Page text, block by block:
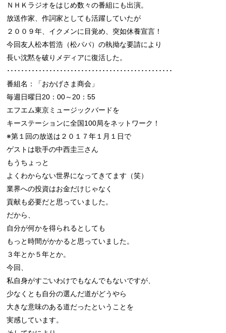
ＮＨＫラジオをはじめ数々の番組にも出演。
放送作家、作詞家としても活躍していたが
２００９年、イクメンに目覚め、突如休養宣言！
今回友人松本哲浩（松パパ）の執拗な要請により
長い沈黙を破りメディアに復活した。
･･･････････････････････････････････････････････
番組名：「おかげさま商会」
毎週日曜日20：00～20：55
エフエム東京ミュージックバードを
キーステーションに全国100局をネットワーク！
※第１回の放送は２０１７年１月１日で
ゲストは歌手の中西圭三さん
もうちょっと
よくわからない世界になってきてます（笑）
業界への投資はお金だけじゃなく
貢献も必要だと思っていました。
だから、
自分が何かを得られるとしても
もっと時間がかかると思っていました。
３年とか５年とか。
今回、
私自身がすごいわけでもなんでもないですが、
少なくとも自分の選んだ道がどうやら
大きな意味のある道だったということを
実感しています。